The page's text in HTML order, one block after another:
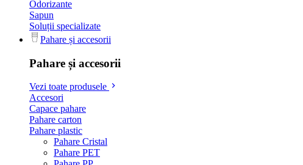
Odorizante
Sapun
Soluții specializate
Pahare și accesorii
Pahare și accesorii
Vezi toate produsele
Accesori
Capace pahare
Pahare carton
Pahare plastic
Pahare Cristal
Pahare PET